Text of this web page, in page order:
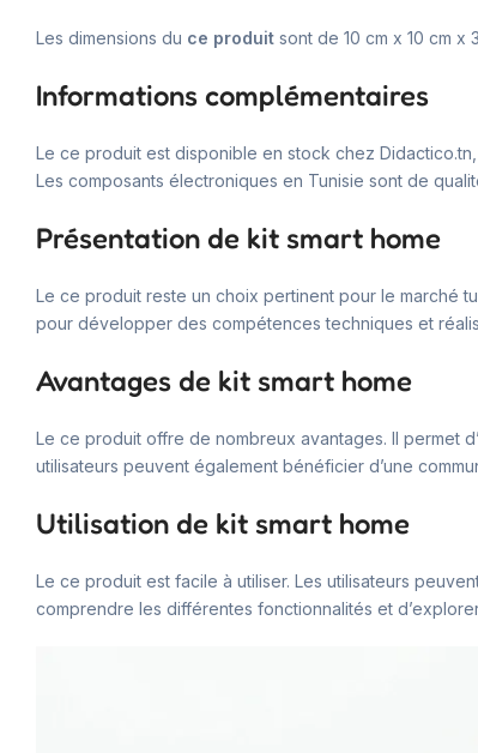
Les dimensions du ce produit sont de 10 cm x 10 cm x
Informations complémentaires
Le ce produit est disponible en stock chez
Les composants électroniques en Tunisie sont de
Présentation de kit smart home
Le ce produit reste un choix pertinent pour le marché
pour développer des compétences techniques et
Avantages de kit smart home
Le ce produit offre de nombreux avantages. Il permet
utilisateurs peuvent également bénéficier d’une
Utilisation de kit smart home
Le ce produit est facile à utiliser. Les utilisateurs
comprendre les différentes fonctionnalités et